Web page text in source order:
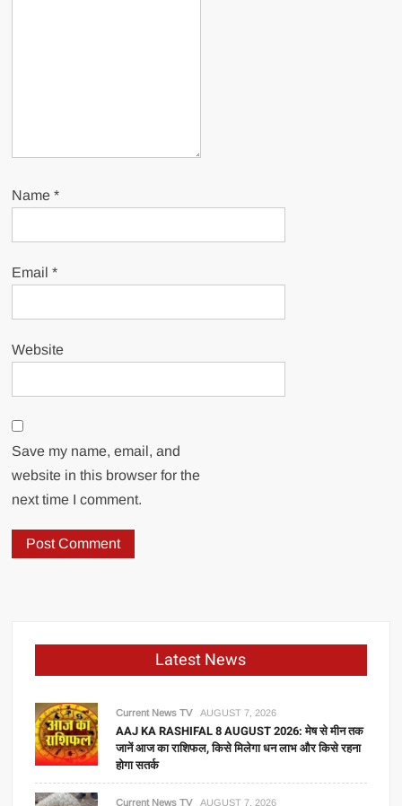
Name*
Email*
Website
Save my name, email, and
website in this browser for the
next time I comment.
Latest News
Current News TV AUGUST 7, 2026
AAJ KA RASHIFAL 8 AUGUST 2026: मेष से मीन तक
जानें आज का राशिफल, किसे मिलेगा धन लाभ और किसे रहना
होगा सतर्क
Current News TV AUGUST 7, 2026